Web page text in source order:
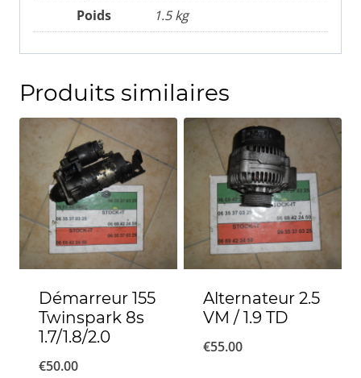
Poids 1.5 kg
Produits similaires
Démarreur 155
Twinspark 8s
1.7/1.8/2.0
€50.00
Alternateur 2.5
VM / 1.9 TD
€55.00